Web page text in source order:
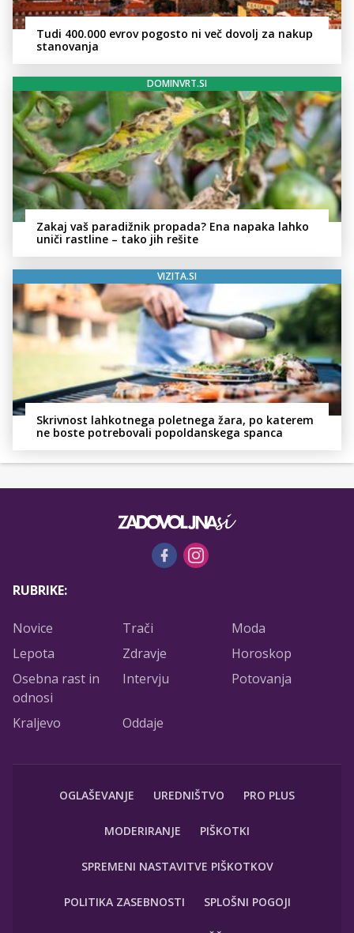
Tudi 400.000 evrov pogosto ni več dovolj za nakup
stanovanja
DOMINVRT.SI
Zakaj vaš paradižnik propada? Ena napaka lahko
uniči rastline – tako jih rešite
VIZITA.SI
Skrivnost lahkotnega poletnega žara, po katerem
ne boste potrebovali popoldanskega spanca
RUBRIKE:
Novice Trači
Moda
Lepota
Zdravje
Horoskop
Osebna rast in
odnosi
Intervju Potovanja
Kraljevo Oddaje
OGLAŠEVANJE UREDNIŠTVO PRO PLUS
MODERIRANJE PIŠKOTKI
SPREMENI NASTAVITVE PIŠKOTKOV
POLITIKA ZASEBNOSTI SPLOŠNI POGOJI